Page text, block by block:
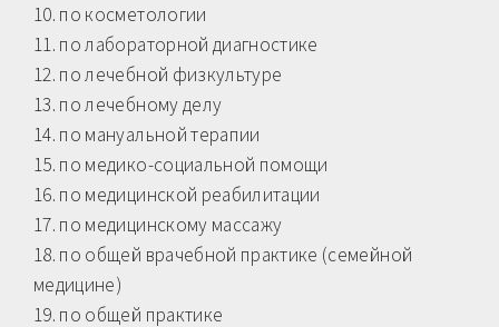
10. по косметологии
11. по лабораторной диагностике
12. по лечебной физкультуре
13. по лечебному делу
14. по мануальной терапии
15. по медико-социальной помощи
16. по медицинской реабилитации
17. по медицинскому массажу
18. по общей врачебной практике (семейной
медицине)
19. по общей практике